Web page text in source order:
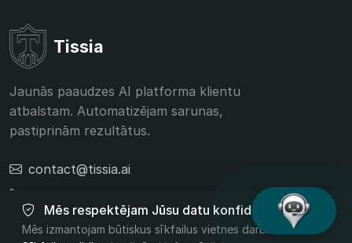
Tissia
Jaunās paaudzes AI platforma klientu
atbalstam. Automatizējam sarunas,
pastiprinām rezultātus.
contact@tissia.ai
Mēs respektējam Jūsu datu konfidencialitāti
Mēs izmantojam būtiskus sīkfailus vietnes darbībai. Lasīt